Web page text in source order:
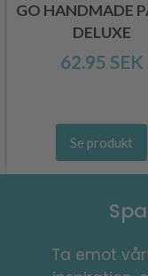
GO HANDMADE
DELUXE
62.95 SEK
Se produkt
Ta emot